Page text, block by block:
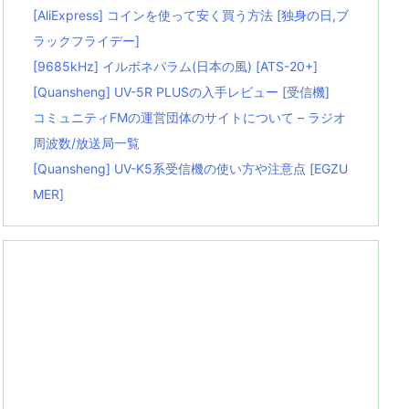
[AliExpress] コインを使って安く買う方法 [独身の日,ブ
ラックフライデー]
[9685kHz] イルボネパラム(日本の風) [ATS-20+]
[Quansheng] UV-5R PLUSの入手レビュー [受信機]
コミュニティFMの運営団体のサイトについて – ラジオ
周波数/放送局一覧
[Quansheng] UV-K5系受信機の使い方や注意点 [EGZU
MER]